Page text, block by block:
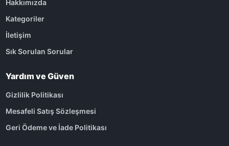
Hakkımızda
Kategoriler
İletişim
Sık Sorulan Sorular
Yardım ve Güven
Gizlilik Politikası
Mesafeli Satış Sözleşmesi
Geri Ödeme ve İade Politikası